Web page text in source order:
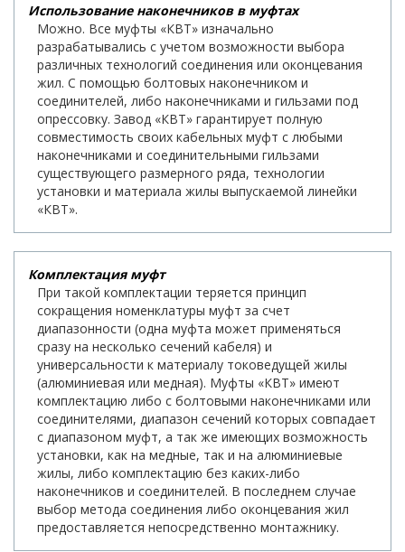
Использование наконечников в муфтах
Можно. Все муфты «КВТ» изначально
разрабатывались с учетом возможности выбора
различных технологий соединения или оконцевания
жил. С помощью болтовых наконечником и
соединителей, либо наконечниками и гильзами под
опрессовку. Завод «КВТ» гарантирует полную
совместимость своих кабельных муфт с любыми
наконечниками и соединительными гильзами
существующего размерного ряда, технологии
установки и материала жилы выпускаемой линейки
«КВТ».
Комплектация муфт
При такой комплектации теряется принцип
сокращения номенклатуры муфт за счет
диапазонности (одна муфта может применяться
сразу на несколько сечений кабеля) и
универсальности к материалу токоведущей жилы
(алюминиевая или медная). Муфты «КВТ» имеют
комплектацию либо с болтовыми наконечниками или
соединителями, диапазон сечений которых совпадает
с диапазоном муфт, а так же имеющих возможность
установки, как на медные, так и на алюминиевые
жилы, либо комплектацию без каких-либо
наконечников и соединителей. В последнем случае
выбор метода соединения либо оконцевания жил
предоставляется непосредственно монтажнику.